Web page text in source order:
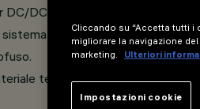
DC integrato a scomparsa
rapido a scatto.
termoplastico.
Cliccando su “Accetta tutti
migliorare la navigazione
marketing.
Ulteriori
Impostazioni cookie